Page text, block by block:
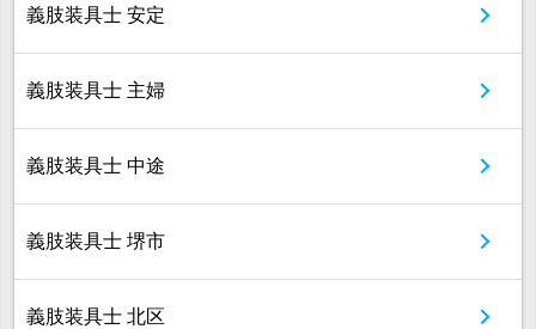
義肢装具士 安定
義肢装具士 主婦
義肢装具士 中途
義肢装具士 堺市
義肢装具士 北区